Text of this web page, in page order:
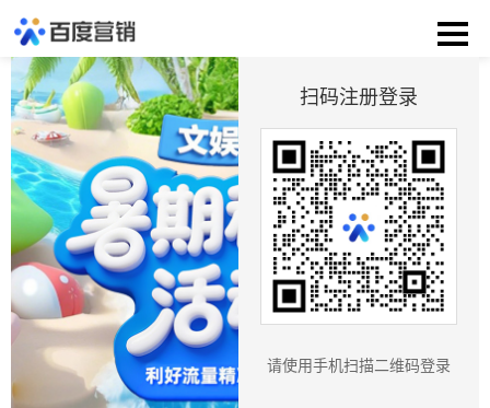
扫码注册登录
请使用手机扫描二维码登录